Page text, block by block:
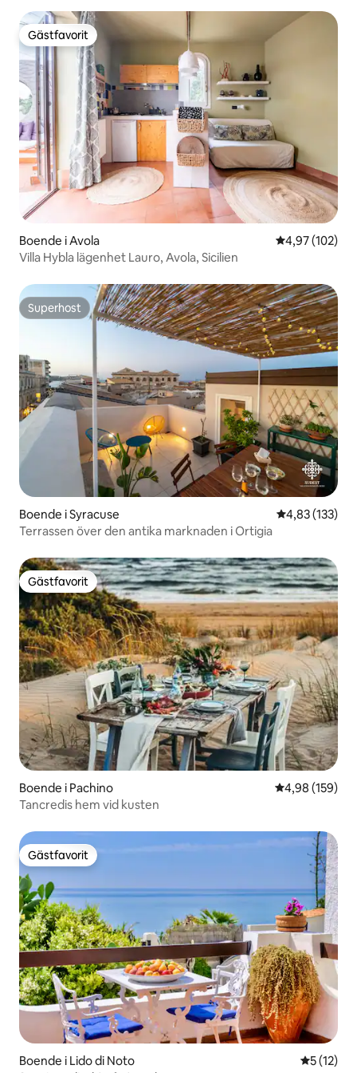
Gästfavorit
Gästfavorit
Boende i Avola 4,97 av 5 i
4,97 (102)
Villa Hybla lägenhet Lauro, Avola, Sicilien
Superhost
Superhost
Boende i Syracuse 4,83 av 5 i
4,83 (133)
Terrassen över den antika marknaden i Ortigia
Gästfavorit
Gästfavorit
Boende i Pachino 4,98 av 5 i
4,98 (159)
Tancredis hem vid kusten
Gästfavorit
Gästfavorit
Boende i Lido di Noto 5 av 5 i
5 (12)